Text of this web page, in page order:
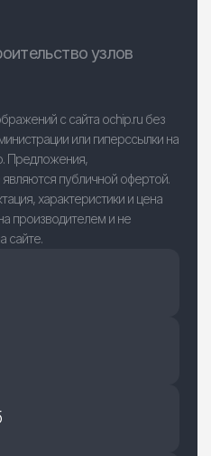
узлов
с сайта ochip.ru без
или гиперссылки на
Предложения,
публичной офертой.
характеристики и цена
производителем и не
сайте.